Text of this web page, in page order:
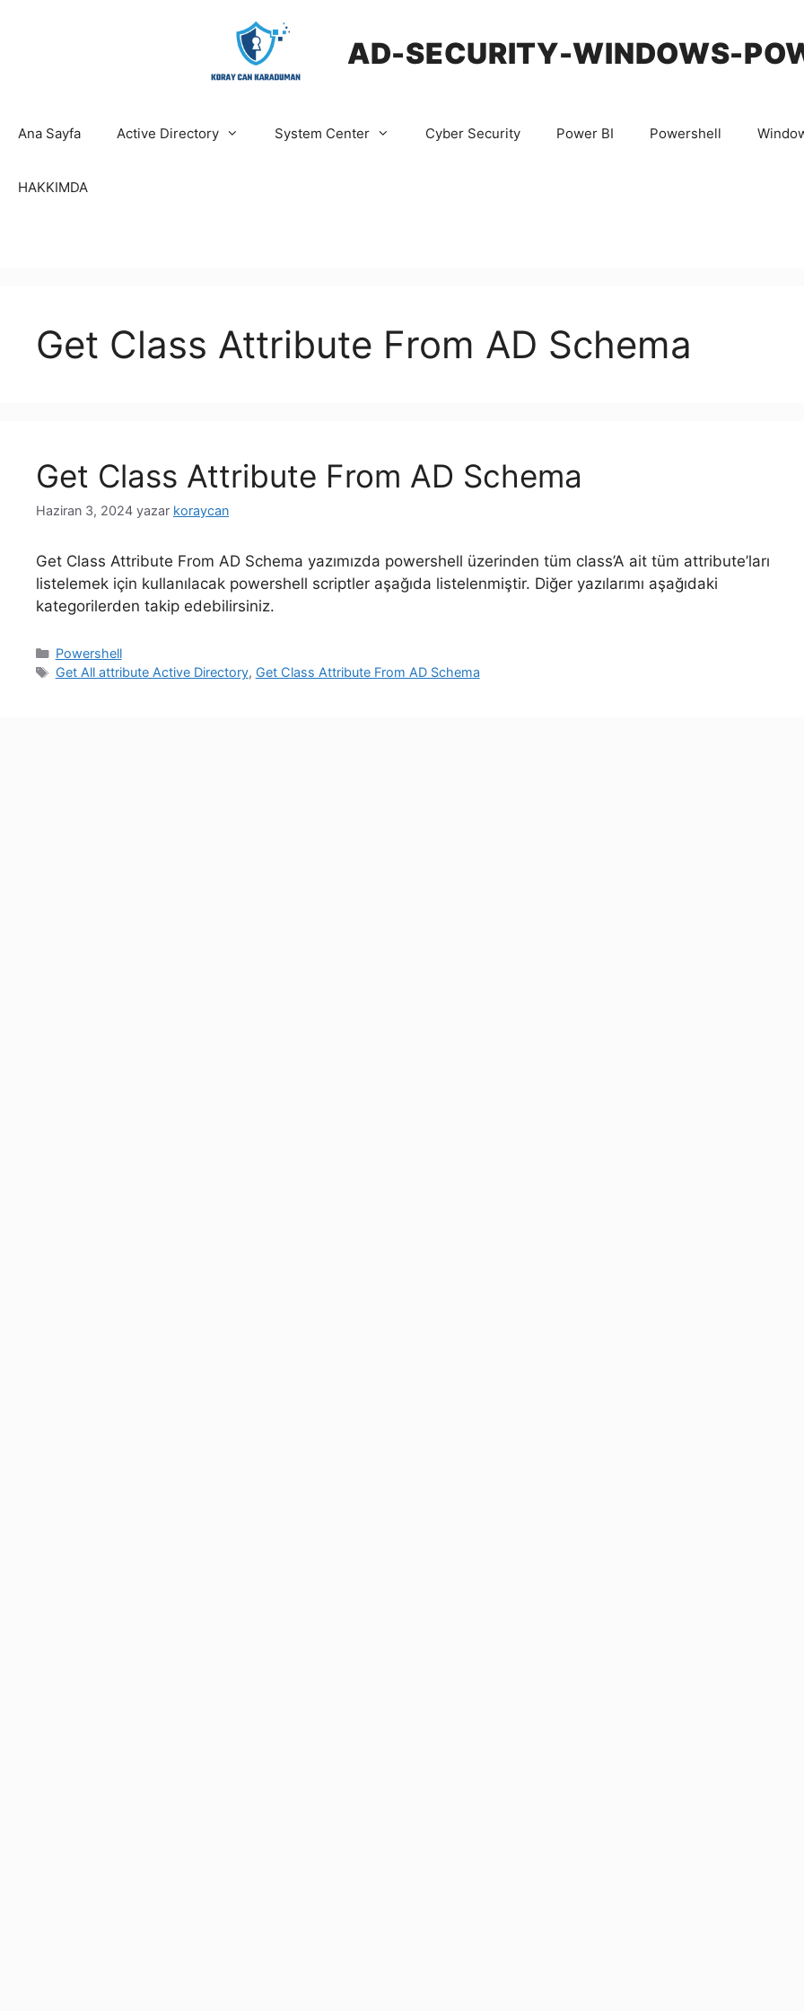
AD-SECURITY-WINDOWS-
Ana Sayfa Active Directory System Center Cyber Security Power BI Powershell
HAKKIMDA
Get Class Attribute From AD Schema
Get Class Attribute From AD Schema
Haziran 3, 2024 yazar koraycan
Get Class Attribute From AD Schema yazımızda powershell üzerinden tüm class’A ait tüm attribute’ları
listelemek için kullanılacak powershell scriptler aşağıda listelenmiştir. Diğer yazılarımı aşağıdaki
kategorilerden takip edebilirsiniz.
Kategoriler
Powershell
Etiketler
Get All attribute Active Directory, Get Class Attribute From AD Schema